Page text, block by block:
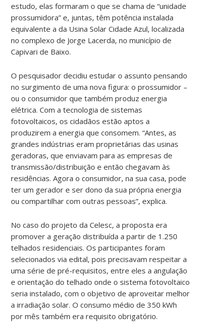
estudo, elas formaram o que se chama de “unidade
prossumidora” e, juntas, têm potência instalada
equivalente a da Usina Solar Cidade Azul, localizada
no complexo de Jorge Lacerda, no município de
Capivari de Baixo.
O pesquisador decidiu estudar o assunto pensando
no surgimento de uma nova figura: o prossumidor –
ou o consumidor que também produz energia
elétrica. Com a tecnologia de sistemas
fotovoltaicos, os cidadãos estão aptos a
produzirem a energia que consomem. “Antes, as
grandes indústrias eram proprietárias das usinas
geradoras, que enviavam para as empresas de
transmissão/distribuição e então chegavam às
residências. Agora o consumidor, na sua casa, pode
ter um gerador e ser dono da sua própria energia
ou compartilhar com outras pessoas”, explica.
No caso do projeto da Celesc, a proposta era
promover a geração distribuída a partir de 1.250
telhados residenciais. Os participantes foram
selecionados via edital, pois precisavam respeitar a
uma série de pré-requisitos, entre eles a angulação
e orientação do telhado onde o sistema fotovoltaico
seria instalado, com o objetivo de aproveitar melhor
a irradiação solar. O consumo médio de 350 kWh
por mês também era requisito obrigatório.